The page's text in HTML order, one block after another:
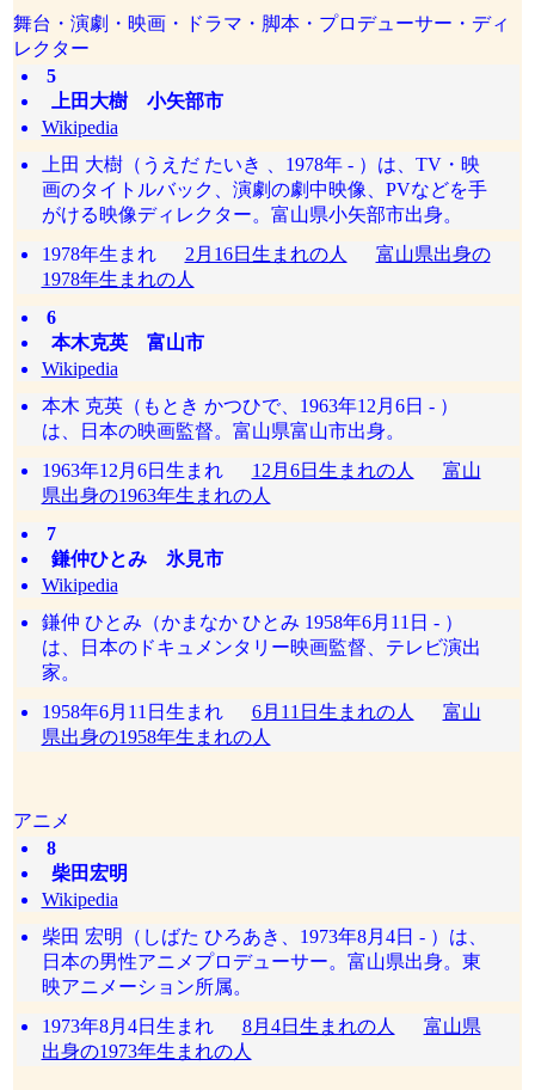
舞台・演劇・映画・ドラマ・脚本・プロデューサー・ディ
レクター
5
上田大樹 小矢部市
Wikipedia
上田 大樹（うえだ たいき 、1978年 - ）は、TV・映
画のタイトルバック、演劇の劇中映像、PVなどを手
がける映像ディレクター。富山県小矢部市出身。
1978年生まれ 2月16日生まれの人
富山県出身の
1978年生まれの人
6
本木克英 富山市
Wikipedia
本木 克英（もとき かつひで、1963年12月6日 - ）
は、日本の映画監督。富山県富山市出身。
1963年12月6日生まれ 12月6日生まれの人
富山
県出身の1963年生まれの人
7
鎌仲ひとみ 氷見市
Wikipedia
鎌仲 ひとみ（かまなか ひとみ 1958年6月11日 - ）
は、日本のドキュメンタリー映画監督、テレビ演出
家。
1958年6月11日生まれ 6月11日生まれの人
富山
県出身の1958年生まれの人
アニメ
8
柴田宏明
Wikipedia
柴田 宏明（しばた ひろあき、1973年8月4日 - ）は、
日本の男性アニメプロデューサー。富山県出身。東
映アニメーション所属。
1973年8月4日生まれ 8月4日生まれの人
富山県
出身の1973年生まれの人